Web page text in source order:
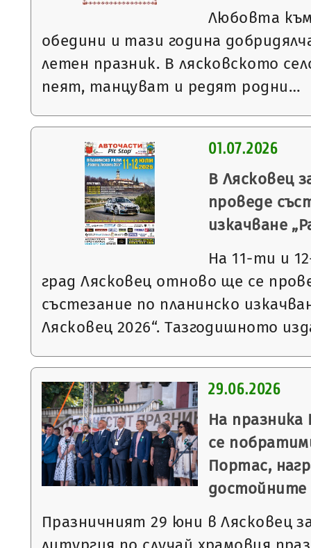
Любовта
обедини и тази година
летен празник. В лясковското
пеят, танцуват и редят родни…
01.07.2026
В Лясковец
проведе
изкачване
На 11-ти и
град Лясковец отново ще се
състезание по планинско
Лясковец 2026“. Тазгодишното
29.06.2026
На
се
Портас,
достойните
Празничният 29 юни в Лясковец